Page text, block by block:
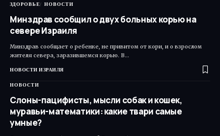
ЗДОРОВЬЕ НОВОСТИ
Минздрав сообщил о двух больных корью на
севере Израиля
Минздрав сообщает о ребенке, не привитом от кори, и о взрослом
жителя севера, заразившемся корью. В…
НОВОСТИ ИЗРАИЛЯ
НОВОСТИ
Слоны-пацифисты, мысли собак и кошек,
муравьи-математики: какие твари самые
умные?